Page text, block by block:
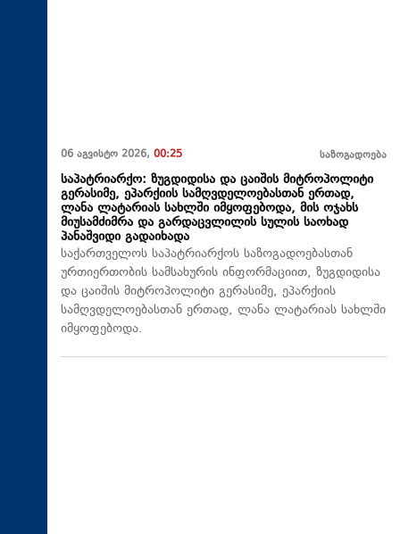
06 აგვისტო 2026, 00:25 საზოგადოება
საპატრიარქო: ზუგდიდისა და ცაიშის მიტროპოლიტი
გერასიმე, ეპარქიის სამღვდელოებასთან ერთად,
ლანა ლატარიას სახლში იმყოფებოდა, მის ოჯახს
მიუსამძიმრა და გარდაცვლილის სულის საოხად
პანაშვიდი გადაიხადა
საქართველოს საპატრიარქოს საზოგადოებასთან
ურთიერთობის სამსახურის ინფორმაციით, ზუგდიდისა
და ცაიშის მიტროპოლიტი გერასიმე, ეპარქიის
სამღვდელოებასთან ერთად, ლანა ლატარიას სახლში
იმყოფებოდა.